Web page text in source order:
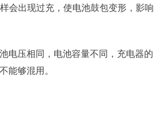
会出现过充，使电池鼓包变形，影响
电压相同，电池容量不同，充电器的
能够混用。